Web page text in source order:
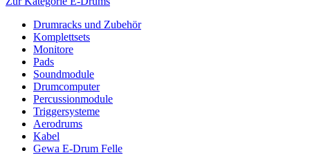
Drumracks und Zubehör
Komplettsets
Monitore
Pads
Soundmodule
Drumcomputer
Percussionmodule
Triggersysteme
Aerodrums
Kabel
Gewa E-Drum Felle